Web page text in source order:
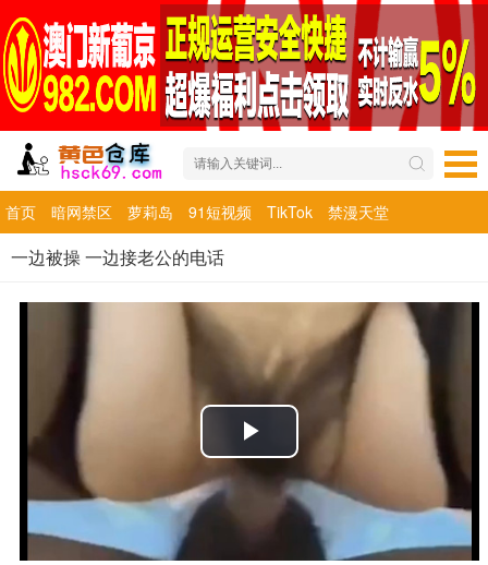
首页 暗网禁区 萝莉岛 91短视频 TikTok 禁漫天堂
一边被操 一边接老公的电话